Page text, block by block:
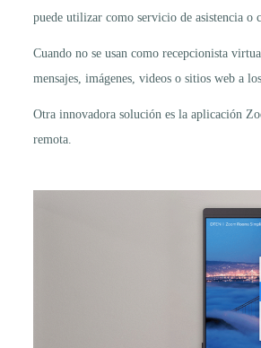
puede utilizar como servicio de asistencia o
Cuando no se usan como recepcionista
mensajes, imágenes, videos o sitios web a
Otra innovadora solución es la aplicación
remota.